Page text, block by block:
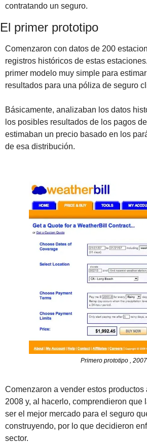
contratando un seguro.
El primer prototipo
Comenzaron con datos de 200
registros históricos de estas
primer modelo muy simple para
resultados para una póliza de seguro
Básicamente, analizaban los datos
los posibles resultados de los pagos
estimaban un precio basado en los
de esa distribución.
Primero prototipo , 2007
Comenzaron a vender estos productos
2008 y, al hacerlo, comprendieron que
ser el mejor mercado para el seguro
construyendo, por lo que decidieron
sector.